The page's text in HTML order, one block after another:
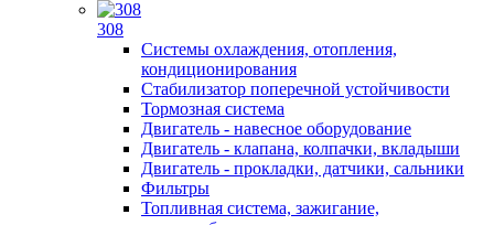
308
Системы охлаждения, отопления,
кондиционирования
Стабилизатор поперечной устойчивости
Тормозная система
Двигатель - навесное оборудование
Двигатель - клапана, колпачки, вкладыши
Двигатель - прокладки, датчики, сальники
Фильтры
Топливная система, зажигание,